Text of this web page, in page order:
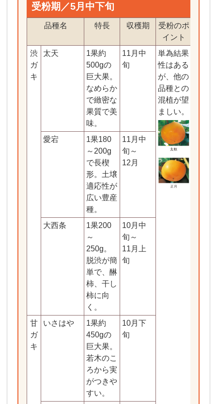
受粉期／5月中下旬
品種名 特長 収穫期
受粉のポ
イント
渋
ガ
キ
太天
1果約
500gの
巨大果。
なめらか
で緻密な
果質で美
味。
11月中
旬
単為結果
性はある
が、他の
品種との
混植が望
ましい。
愛宕
1果180
～200g
で長楔
形。土壌
適応性が
広い豊産
種。
11月中
旬～
12月
大西条
1果200
～
250g。
脱渋が簡
単で、醂
柿、干し
柿に向
く。
10月中
旬～
11月上
旬
甘
ガ
キ
いさはや
1果約
450gの
巨大果。
若木のこ
ろから実
がつきや
すい。
10月下
旬